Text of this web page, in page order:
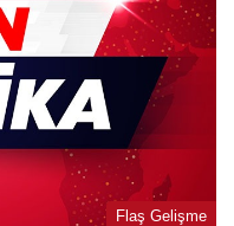
Flaş Gelişme